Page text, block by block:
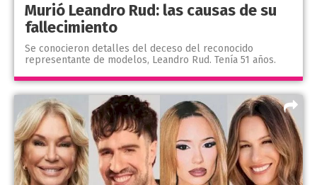
Murió Leandro Rud: las causas de su
fallecimiento
Se conocieron detalles del deceso del reconocido
representante de modelos, Leandro Rud. Tenía 51 años.